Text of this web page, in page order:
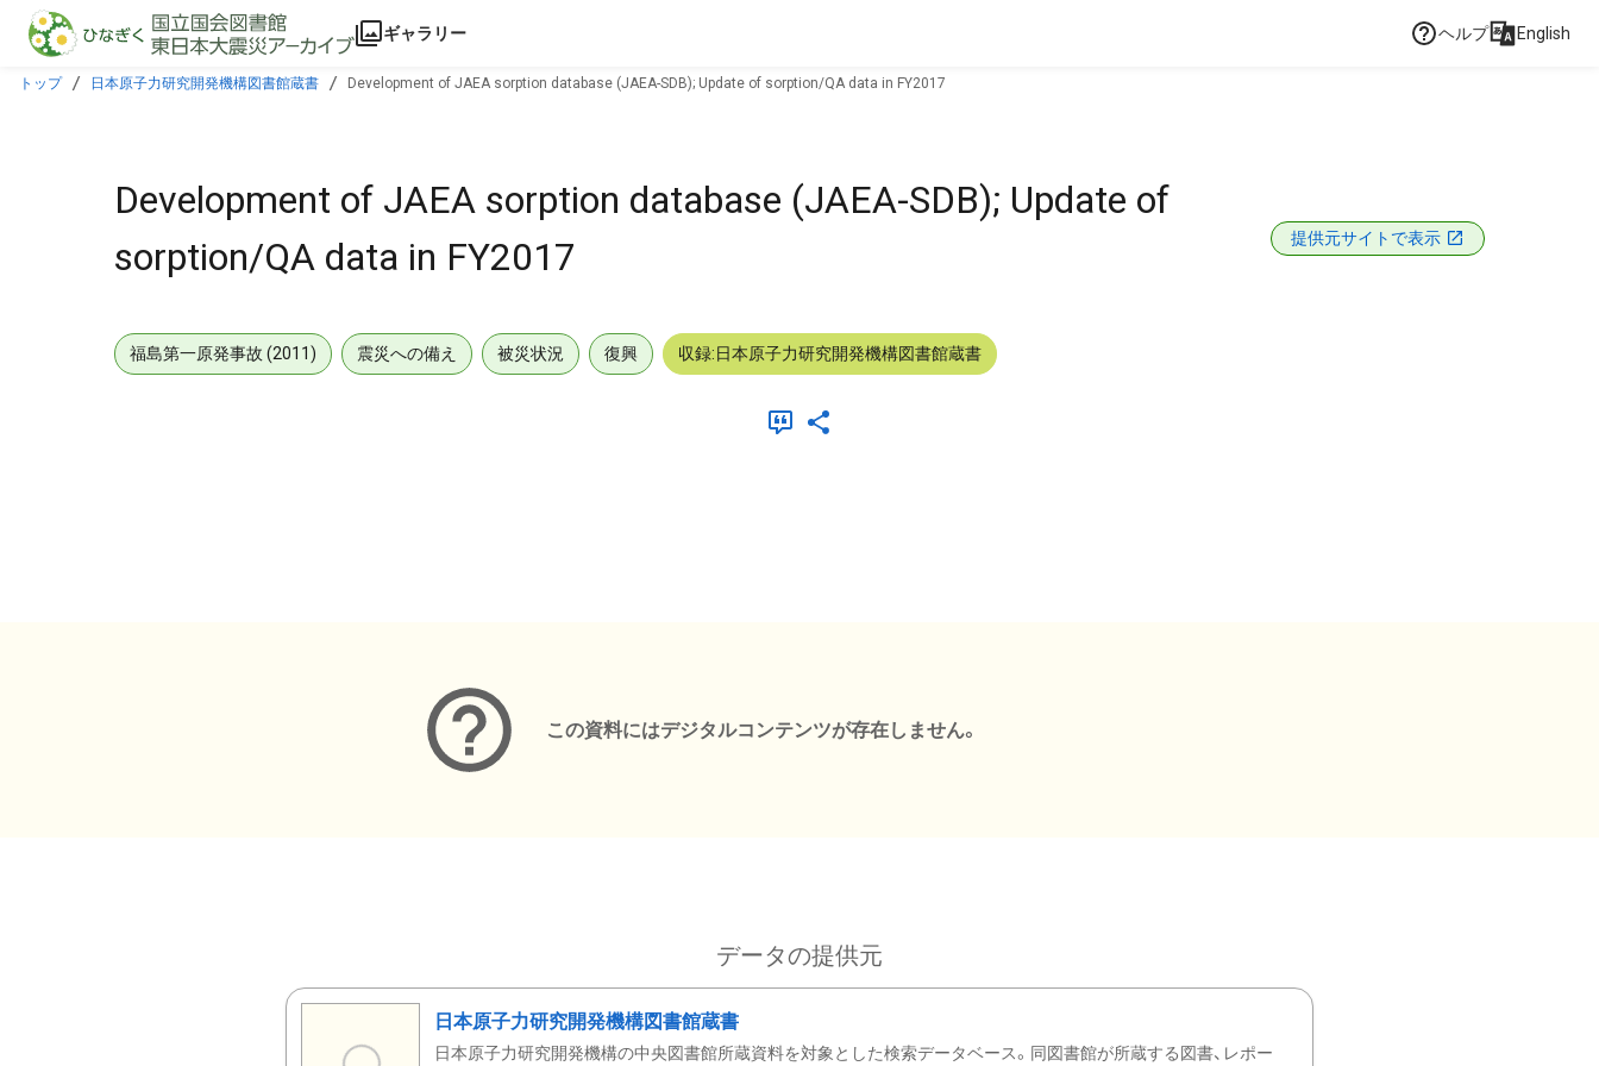
本文に飛ぶ
ギャラリー ヘルプ English
トップ 日本原子力研究開発機構図書館蔵書 Development of JAEA sorption database (JAEA-SDB); Update of sorption/QA data in FY2017
Development of JAEA sorption database (JAEA-SDB); Update of
sorption/QA data in FY2017
提供元サイトで表示
福島第一原発事故 (2011) 震災への備え 被災状況 復興 収録:日本原子力研究開発機構図書館蔵書
この資料にはデジタルコンテンツが存在しません。
データの提供元
日本原子力研究開発機構図書館蔵書
日本原子力研究開発機構の中央図書館所蔵資料を対象とした検索データベース。同図書館が所蔵する図書、レポー